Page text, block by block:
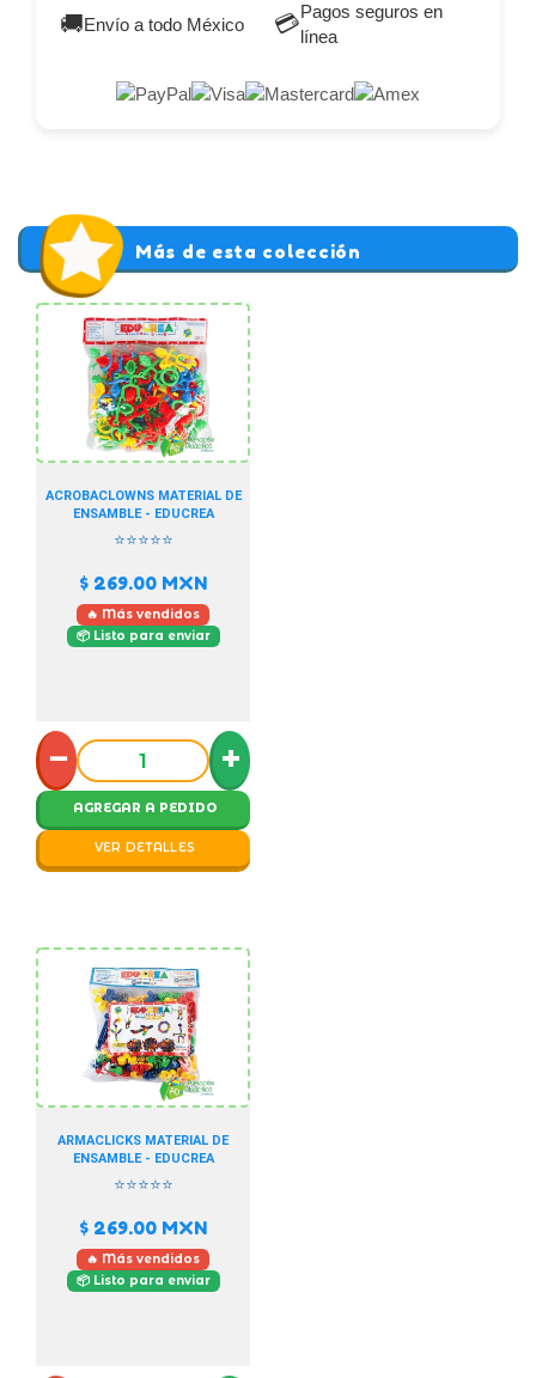
🚚Envío a todo México 💳Pagos seguros en
línea
Más de esta colección
ACROBACLOWNS MATERIAL DE
ENSAMBLE - EDUCREA
⭐⭐⭐⭐⭐
$ 269.00 MXN
🔥 Más vendidos
📦 Listo para enviar
− +
AGREGAR A PEDIDO
VER DETALLES
ARMACLICKS MATERIAL DE
ENSAMBLE - EDUCREA
⭐⭐⭐⭐⭐
$ 269.00 MXN
🔥 Más vendidos
📦 Listo para enviar